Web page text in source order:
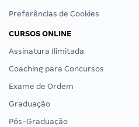
Preferências de Cookies
CURSOS ONLINE
Assinatura Ilimitada
Coaching para Concursos
Exame de Ordem
Graduação
Pós-Graduação